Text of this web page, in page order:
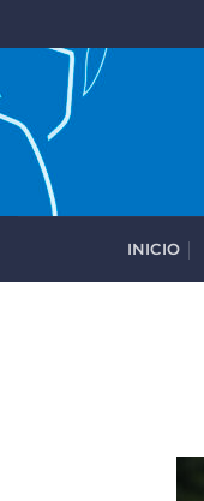
contenido
INICIO